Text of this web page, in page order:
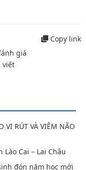
Copy link
giá
viết
VI RÚT VÀ VIÊM NÃO
Cai – Lai Châu
đón năm học mới